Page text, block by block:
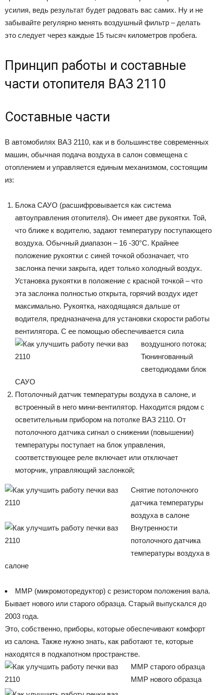
усилия, ведь результат будет радовать вас самих. Ну и не
забывайте регулярно менять воздушный фильтр – делать
это следует через каждые 15 тысяч километров пробега.
Принцип работы и составные
части отопителя ВАЗ 2110
Составные части
В автомобилях ВАЗ 2110, как и в большинстве современных
машин, обычная подача воздуха в салон совмещена с
отоплением и управляется единым механизмом, состоящим
из:
Блока САУО (расшифровывается как система
автоуправления отопителя). Он имеет две рукоятки. Той,
что ближе к водителю, задают температуру поступающего
воздуха. Обычный диапазон – 16 -30°С. Крайнее
положение рукоятки с синей точкой обозначает, что
заслонка печки закрыта, идет только холодный воздух.
Установка рукоятки в положение с красной точкой – что
эта заслонка полностью открыта, горячий воздух идет
максимально. Рукоятка, находящаяся дальше от
водителя, предназначена для установки скорости работы
вентилятора. С ее помощью обеспечивается сила
воздушного потока;
Тюнингованный
светодиодами блок
САУО
Потолочный датчик температуры воздуха в салоне, и
встроенный в него мини-вентилятор. Находится рядом с
осветительным прибором на потолке ВАЗ 2110. От
потолочного датчика сигнал о снижении (повышении)
температуры поступает на блок управления,
соответствующее реле включает или отключает
моторчик, управляющий заслонкой;
Снятие потолочного
датчика температуры
воздуха в салоне
Внутренности
потолочного датчика
температуры воздуха в
салоне
ММР (микромоторедуктор) с резистором положения вала.
Бывает нового или старого образца. Старый выпускался до
2003 года.
Это, собственно, приборы, которые обеспечивают комфорт
из салона. Также нужно знать, как работают те, которые
находятся в подкапотном пространстве.
ММР старого образца
ММР нового образца